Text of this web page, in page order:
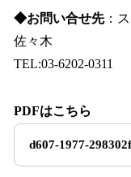
◆お問い合せ先：
佐々木
TEL:03-6202-0311
PDFはこちら
d607-1977-